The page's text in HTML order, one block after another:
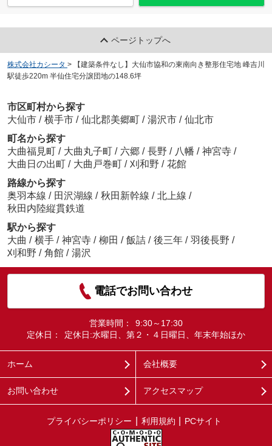
ページトップへ
株式会社カシータ >
【建築条件なし】大仙市協和の東南向き整形住宅地 峰吉川
駅徒歩220m 半仙住宅分譲団地の148.6坪
市区町村から探す
大仙市 / 横手市 / 仙北郡美郷町 / 湯沢市 / 仙北市
町名から探す
大曲福見町 / 大曲丸子町 / 六郷 / 長野 / 八幡 / 神宮寺 /
大曲日の出町 / 大曲戸巻町 / 刈和野 / 花館
路線から探す
奥羽本線 / 田沢湖線 / 秋田新幹線 / 北上線 /
秋田内陸縦貫鉄道
駅から探す
大曲 / 横手 / 神宮寺 / 柳田 / 飯詰 / 後三年 / 羽後長野 /
刈和野 / 角館 / 湯沢
電話でお問い合わせ
営業時間：
9:30～17:30
定休日：
定休日:水曜日、第２・４日曜日、年末年始ほか
ホーム 会社概要
お問い合わせ アクセスマップ
プライバシーポリシー 利用規約 PCサイト